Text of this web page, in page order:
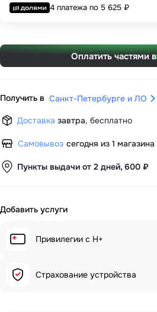
4 платежа по 5 625 ₽
Оплатить частями в
Получить в Санкт-Петербурге и ЛО
Доставка завтра, бесплатно
Самовывоз сегодня из 1 магазина
Пункты выдачи от 2 дней, 600 ₽
Добавить услуги
Привилегии с H+
Страхование устройства